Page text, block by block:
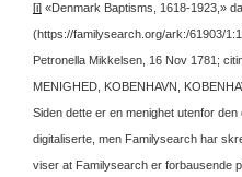
[i] «Denmark Baptisms, 1618-1923,»
(https://familysearch.org/ark:/61903/
Petronella Mikkelsen, 16 Nov 1781;
MENIGHED, KOBENHAVN,
Siden dette er en menighet utenfor
digitaliserte, men Familysearch har
viser at Familysearch er forbausende